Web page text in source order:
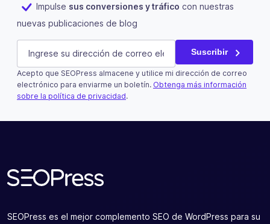
Impulse sus conversiones y tráfico con nuestras
nuevas publicaciones de blog
Instagram
Este campo es un campo de validación y debe quedar
E-mail (Obligatorio) Suscribir
Acepto que SEOPress almacene y utilice mi dirección de correo
electrónico para enviarme un boletín. Obtenga más información
sobre la política de privacidad.
SEOPress es el mejor complemento SEO de WordPress para su